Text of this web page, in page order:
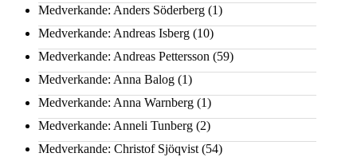
Medverkande: Anders Söderberg (1)
Medverkande: Andreas Isberg (10)
Medverkande: Andreas Pettersson (59)
Medverkande: Anna Balog (1)
Medverkande: Anna Warnberg (1)
Medverkande: Anneli Tunberg (2)
Medverkande: Christof Sjöqvist (54)